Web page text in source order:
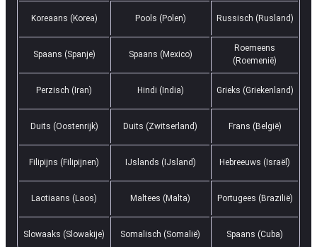
Koreaans (Korea) Pools (Polen) Russisch (Rusland)
Spaans (Spanje) Spaans (Mexico)
Roemeens
(Roemenië)
Perzisch (Iran) Hindi (India) Grieks (Griekenland)
Duits (Oostenrijk) Duits (Zwitserland) Frans (België)
Filipijns (Filipijnen) IJslands (IJsland) Hebreeuws (Israël)
Laotiaans (Laos) Maltees (Malta) Portugees (Brazilië)
Slowaaks (Slowakije) Somalisch (Somalië) Spaans (Cuba)